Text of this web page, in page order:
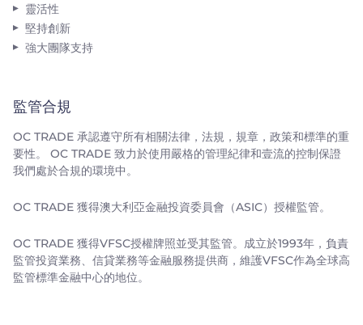
靈活性
堅持創新
強大團隊支持
監管合規
OC TRADE 承認遵守所有相關法律，法規，規章，政策和標準的重
要性。 OC TRADE 致力於使用嚴格的管理紀律和壹流的控制保證
我們處於合規的環境中。
OC TRADE 獲得澳大利亞金融投資委員會（ASIC）授權監管。
OC TRADE 獲得VFSC授權牌照並受其監管。成立於1993年，負責
監管投資業務、信貸業務等金融服務提供商，維護VFSC作為全球高
監管標準金融中心的地位。